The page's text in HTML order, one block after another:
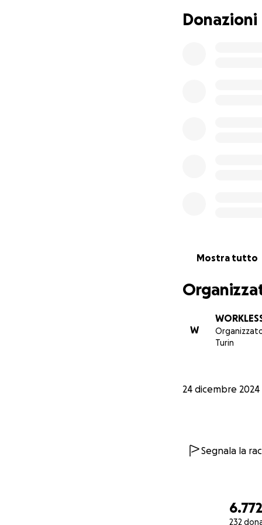
232
numerose.
effettivo alla
ricorso, che le
Donazioni
Mostra tutto
W
Turin
24 dicembre 2024
Segnala la